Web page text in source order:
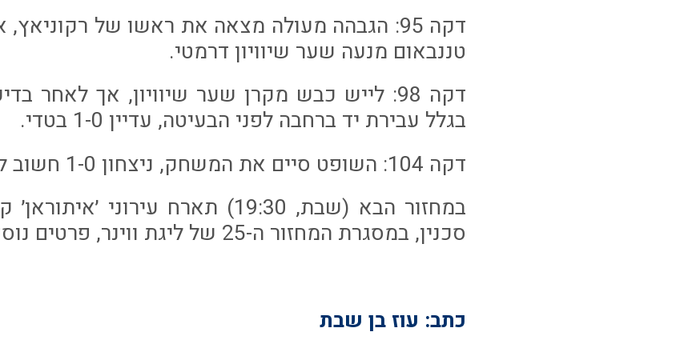
דקה 95: הגבהה מעולה מצאה את ראשו של
טננבאום מנעה שער שיוויון דרמטי.
דקה 98: לייש כבש מקרן שער שיוויון, אך לאחר
בגלל עבירת יד ברחבה לפני הבעיטה, עדיין 1-0 בטדי.
דקה 104: השופט סיים את המשחק, ניצחון 1-0 חשוב לקבוצה!
במחזור הבא (שבת, 19:30) תארח עירוני
סכנין, במסגרת המחזור ה-25 של ליגת ווינר, פרטים נוספים בהמשך.
כתב: עוז בן שבת